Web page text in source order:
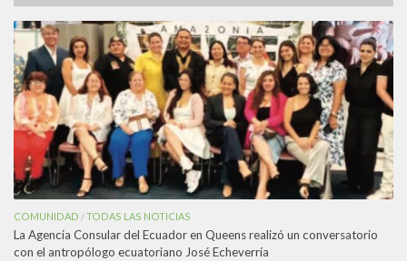
COMUNIDAD /TODAS LAS NOTICIAS
La Agencia Consular del Ecuador en Queens realizó un conversatorio
con el antropólogo ecuatoriano José Echeverría